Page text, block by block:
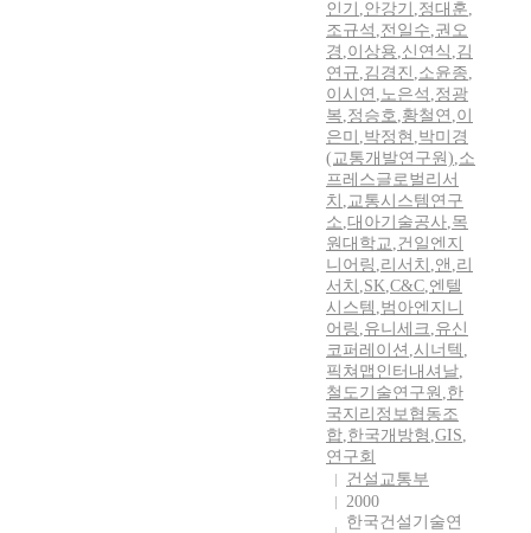
인기 ,안강기 ,정대훈,
조규석 ,전일수,권오
경 ,이상용,신연식 ,김
연규,김경진 ,소윤종,
이시연 ,노은석 ,정광
복,정승호,황철연 ,이
은미 ,박정현 ,박미경
(교통개발연구원),소
프레스글로벌리서
치 ,교통시스템연구
소,대아기술공사,목
원대학교,건일엔지
니어링 ,리서치 ,앤 ,리
서치 ,SK,C&C,엔텔
시스템 ,범아엔지니
어링 ,유니세크,유신
코퍼레이션 ,시너텍 ,
픽쳐맵인터내셔날,
철도기술연구원 ,한
국지리정보협동조
합,한국개방형 ,GIS,
연구회
건설교통부
2000
한국건설기술연